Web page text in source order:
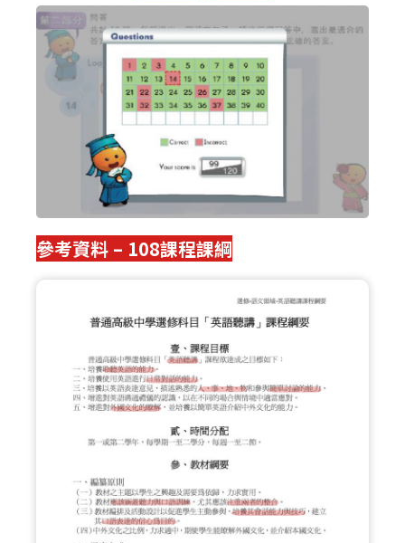
參考資料 – 108課程課綱